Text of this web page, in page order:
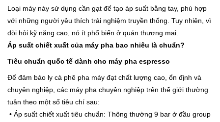
Loại máy này sử dụng cần gạt để tạo áp suất bằng tay, phù hợp
với những người yêu thích trải nghiệm truyền thống. Tuy nhiên, vì
đòi hỏi kỹ năng cao, nó ít phổ biến ở quán thương mại.
Áp suất chiết xuất của máy pha bao nhiêu là chuẩn?
Tiêu chuẩn quốc tế dành cho máy pha espresso
Để đảm bảo ly cà phê pha máy đạt chất lượng cao, ổn định và
chuyên nghiệp, các máy pha chuyên nghiệp trên thế giới thường
tuân theo một số tiêu chí sau:
• Áp suất chiết xuất tiêu chuẩn: Thông thường 9 bar ở đầu group